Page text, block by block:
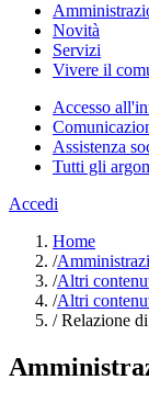
Novità
Servizi
Vivere il
Accesso
Assistenza
Tutti gli
Accedi
Home
/
/Altri
/Altri
/Relazione